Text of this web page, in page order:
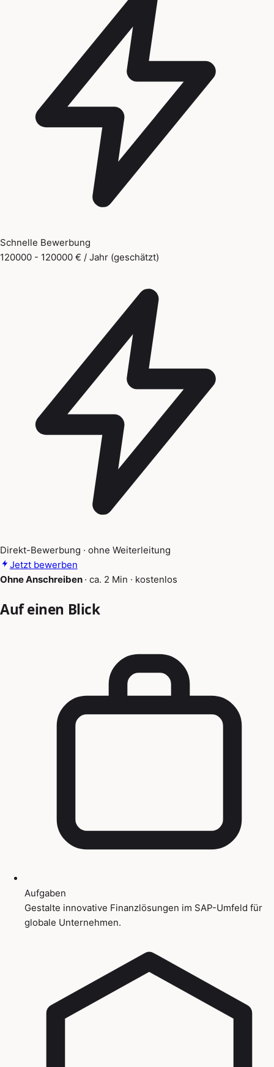
Schnelle Bewerbung
120000 - 120000 € / Jahr (geschätzt)
Direkt-Bewerbung · ohne Weiterleitung
Jetzt bewerben
Ohne Anschreiben · ca. 2 Min · kostenlos
Auf einen Blick
Aufgaben
Gestalte innovative Finanzlösungen im SAP-Umfeld für
globale Unternehmen.